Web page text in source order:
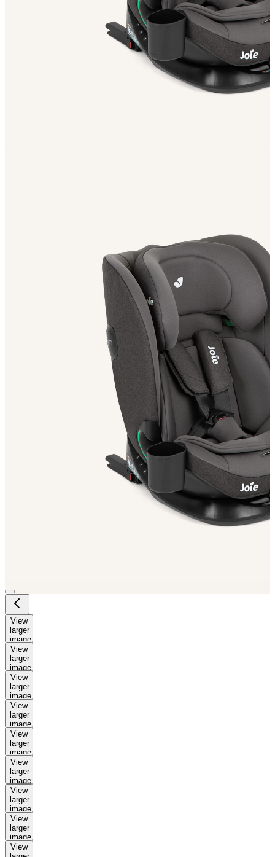
View
larger
image
View
larger
image
View
larger
image
View
larger
image
View
larger
image
View
larger
image
View
larger
image
View
larger
image
View